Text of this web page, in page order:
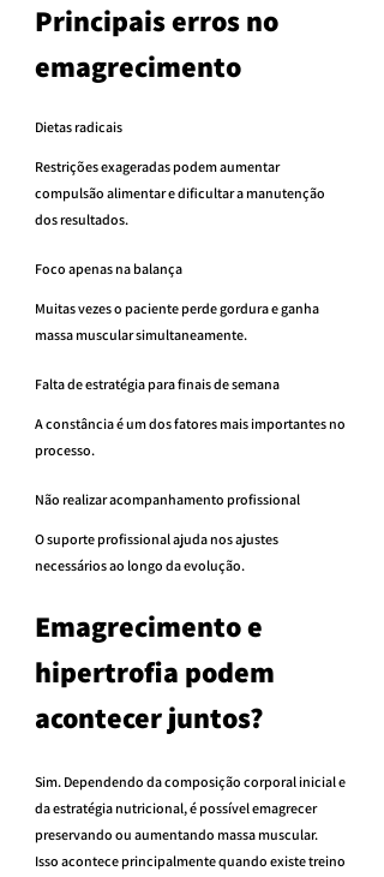
Principais erros no
emagrecimento
Dietas radicais
Restrições exageradas podem aumentar
compulsão alimentar e dificultar a manutenção
dos resultados.
Foco apenas na balança
Muitas vezes o paciente perde gordura e ganha
massa muscular simultaneamente.
Falta de estratégia para finais de semana
A constância é um dos fatores mais importantes no
processo.
Não realizar acompanhamento profissional
O suporte profissional ajuda nos ajustes
necessários ao longo da evolução.
Emagrecimento e
hipertrofia podem
acontecer juntos?
Sim. Dependendo da composição corporal inicial e
da estratégia nutricional, é possível emagrecer
preservando ou aumentando massa muscular.
Isso acontece principalmente quando existe treino